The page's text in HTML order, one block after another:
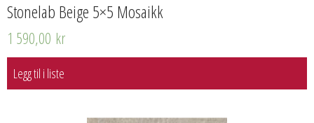
Stonelab Beige 5×5 Mosaikk
1 590,00 kr
Legg til i liste